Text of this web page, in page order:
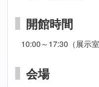
開館時間
10:00～17:30（展示
会場